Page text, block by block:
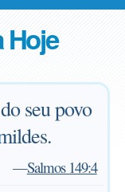
Hoje
seu povo
—Salmos 149:4